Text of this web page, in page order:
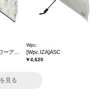
Wpc.
[Wpc.IZA]ASC
￥4,620
見る